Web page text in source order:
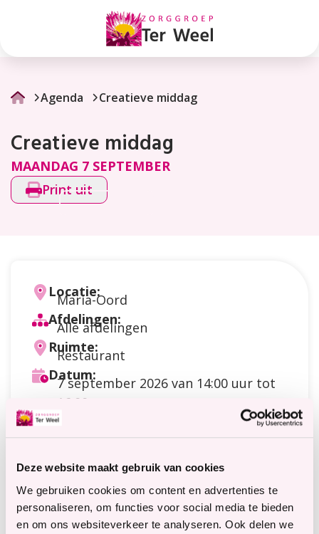
Deze website maakt gebruik van cookies
We gebruiken cookies om content en advertenties te
personaliseren, om functies voor social media te bieden
en om ons websiteverkeer te analyseren. Ook delen we
Agenda Creatieve middag
Creatieve middag
MAANDAG 7 SEPTEMBER
Print uit
Locatie:
Maria-Oord
Afdelingen:
Alle afdelingen
Ruimte:
Restaurant
Datum:
7 september 2026van 14:00 uur tot
16:00 uur
Doelgroep:
Meer informatie?
terweelactief@terweel.nl